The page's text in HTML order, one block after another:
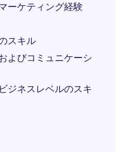
ーケティング経験
スキル
よびコミュニケーシ
ジネスレベルのスキ